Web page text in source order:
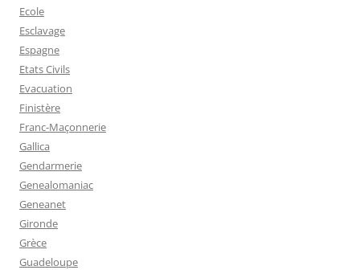
Ecole
Esclavage
Espagne
Etats Civils
Evacuation
Finistère
Franc-Maçonnerie
Gallica
Gendarmerie
Genealomaniac
Geneanet
Gironde
Grèce
Guadeloupe